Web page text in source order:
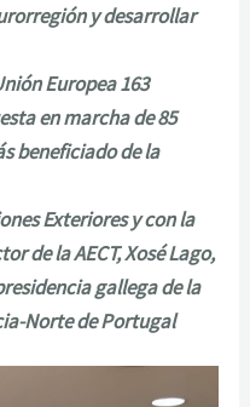
y desarrollar
Europea 163
en marcha de 85
beneficiado de la
Exteriores y con la
de la AECT, Xosé Lago,
gallega de la
Norte de Portugal